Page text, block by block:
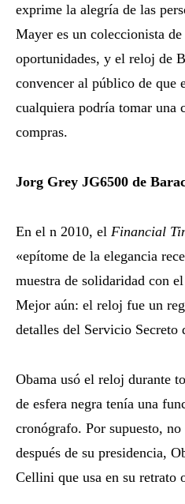
exprime la alegría de las
Mayer es un coleccionista
oportunidades, y el reloj de
convencer al público de que
cualquiera podría tomar una
compras.
Jorg Grey JG6500 de
En el n 2010, el Financial
«epítome de la elegancia
muestra de solidaridad con
Mejor aún: el reloj fue un
detalles del Servicio Secreto
Obama usó el reloj durante
de esfera negra tenía una
cronógrafo. Por supuesto,
después de su presidencia,
Cellini que usa en su retrato